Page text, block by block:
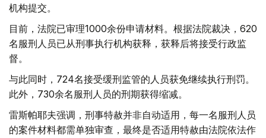
机构提交。
目前，法院已审理1000余份申请材料。根据法院裁决，620
名服刑人员已从刑事执行机构获释，获释后将接受行政监
督。
与此同时，724名接受缓刑监管的人员获免继续执行刑罚。
此外，730余名服刑人员的刑期获得缩减。
雷斯帕耶夫强调，刑事特赦并非自动适用，每一名服刑人员
的案件材料都需单独审查，最终是否适用特赦由法院依法作